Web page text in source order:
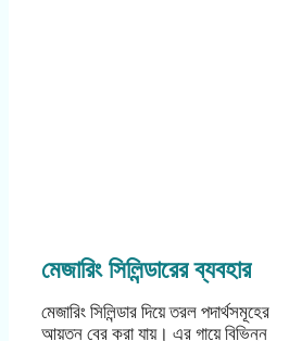
মেজারিং সিলিন্ডারের ব্যবহার
মেজারিং সিলিন্ডার দিয়ে তরল পদার্থসমূহের
আয়তন বের করা যায়। এর গায়ে বিভিন্ন